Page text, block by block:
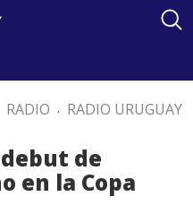
RADIO . RADIO URUGUAY
de
en la Copa